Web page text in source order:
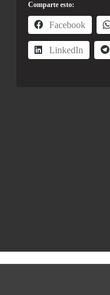
Comparte esto:
Facebook
LinkedIn